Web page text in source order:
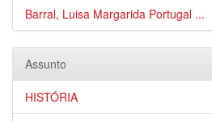
Barral, Luisa Margarida Portugal ...
Assunto
HISTÓRIA